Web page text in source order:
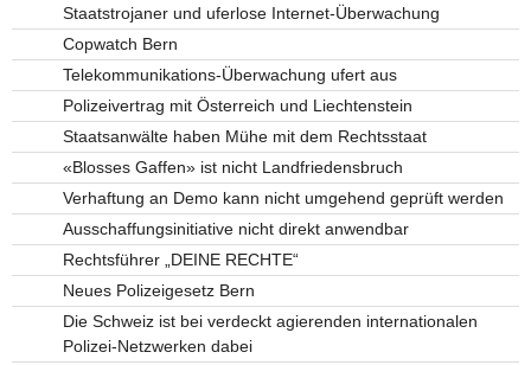
Staatstrojaner und uferlose Internet-Überwachung
Copwatch Bern
Telekommunikations-Überwachung ufert aus
Polizeivertrag mit Österreich und Liechtenstein
Staatsanwälte haben Mühe mit dem Rechtsstaat
«Blosses Gaffen» ist nicht Landfriedensbruch
Verhaftung an Demo kann nicht umgehend geprüft werden
Ausschaffungsinitiative nicht direkt anwendbar
Rechtsführer „DEINE RECHTE“
Neues Polizeigesetz Bern
Die Schweiz ist bei verdeckt agierenden internationalen
Polizei-Netzwerken dabei